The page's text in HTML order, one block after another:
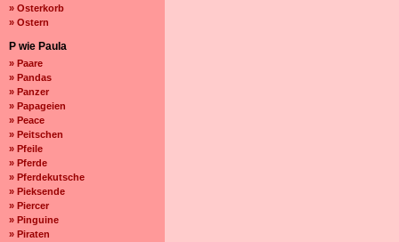
» Osterkorb
» Ostern
P wie Paula
» Paare
» Pandas
» Panzer
» Papageien
» Peace
» Peitschen
» Pfeile
» Pferde
» Pferdekutsche
» Pieksende
» Piercer
» Pinguine
» Piraten